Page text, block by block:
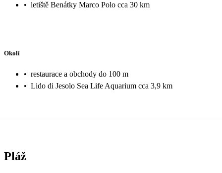
• letiště Benátky Marco Polo cca 30 km
Okolí
• restaurace a obchody do 100 m
• Lido di Jesolo Sea Life Aquarium cca 3,9 km
Pláž